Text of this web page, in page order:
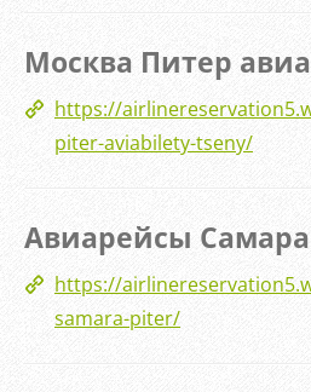
Москва Питер
https://
piter-aviabilety-tseny/
Авиарейсы
https://
samara-piter/